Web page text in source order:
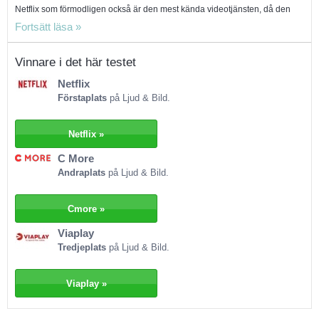
Netflix som förmodligen också är den mest kända videotjänsten, då den
funnits länge i USA innan den kom till Sverige. Ett stort plus med tjänsten är
barnen att se. Netflix har en del egenproducerade TV-serier som House of
Cards, Orange is the new Black och Arrested Development, men också ett
bra bibliotek med serier som Breaking Bad, Doctor Who och Top Gear. I
tjänsten som är bäst för majoriteten av tittarna. På andraplats hamnar C
av sport. Här får man även många nya filmer och lokala TV-serier.
Innehållet är uppdelat på TV-tablå, filmer, TV-serier, sport, dokumentärer
att prislappen är lite väl hög för de flesta. Sist, men inte minst, tar Viaplay
bara vill ha serier och film eller om man även vill få tillgång till alla
sportsändningar. Till skillnad från övriga tjänster behöver man inte alltid
har mycket skandinaviskt innehåll och nya filmer, samt att man får tillgång
filmer eller amerikanska serier. Viaplay är den enda egentliga
Vinnare i det här testet
Netflix
Förstaplats på Ljud & Bild.
Netflix »
C More
Andraplats på Ljud & Bild.
Cmore »
Viaplay
Tredjeplats på Ljud & Bild.
Viaplay »